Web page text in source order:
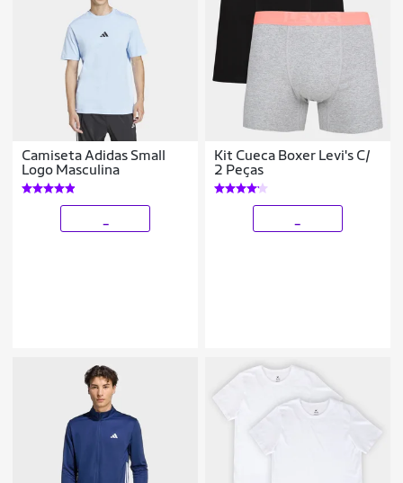
Camiseta Adidas Small
Logo Masculina
Kit Cueca Boxer Levi's C/
2 Peças